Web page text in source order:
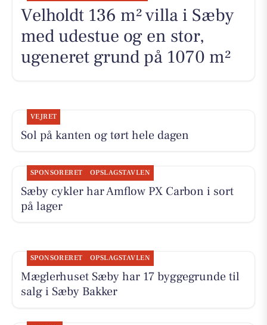
Velholdt 136 m² villa i Sæby
med udestue og en stor,
ugeneret grund på 1070 m²
VEJRET
Sol på kanten og tørt hele dagen
SPONSORERET OPSLAGSTAVLEN
Sæby cykler har Amflow PX Carbon i sort
på lager
SPONSORERET OPSLAGSTAVLEN
Mæglerhuset Sæby har 17 byggegrunde til
salg i Sæby Bakker